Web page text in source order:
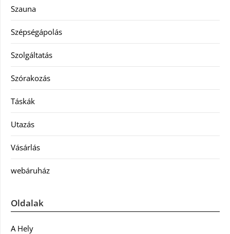
Szauna
Szépségápolás
Szolgáltatás
Szórakozás
Táskák
Utazás
Vásárlás
webáruház
Oldalak
A Hely